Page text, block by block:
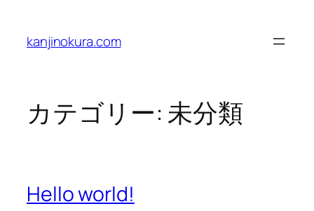
kanjinokura.com
カテゴリー: 未分類
Hello world!